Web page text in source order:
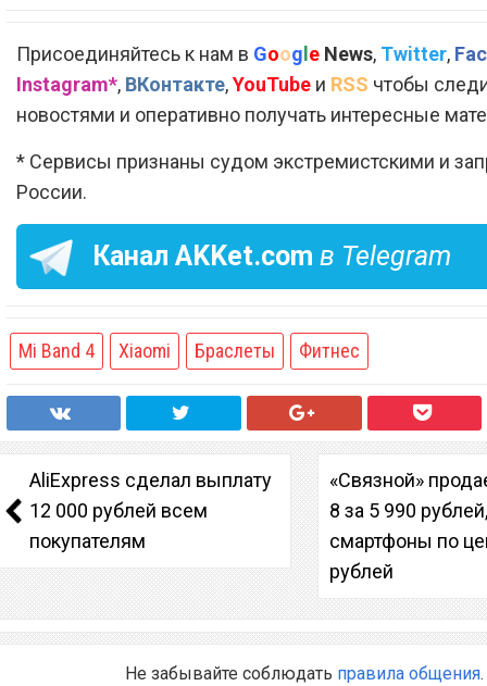
Присоединяйтесь к нам в Google News, Twitter,
Instagram*, ВКонтакте,YouTube и RSS чтобы
новостями и оперативно получать интересные
* Сервисы признаны судом экстремистскими и
России.
Канал AKKet.com в Telegram
Mi Band 4 Xiaomi Браслеты Фитнес
AliExpress сделал выплату
12 000 рублей всем
покупателям
«Связной»
8 за 5 990
смартфоны по
рублей
Не забывайте соблюдать правила общения.